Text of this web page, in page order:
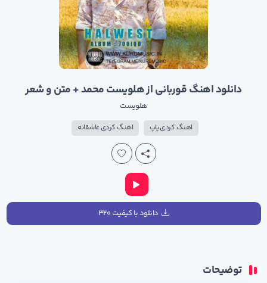
دانلود اهنگ قوربانی از هلویست محمد + متن و شعر
هلویست
اهنگ کردی پاپ اهنگ کردی عاشقانه
دانلود با کیفیت ۳۲۰
توضیحات